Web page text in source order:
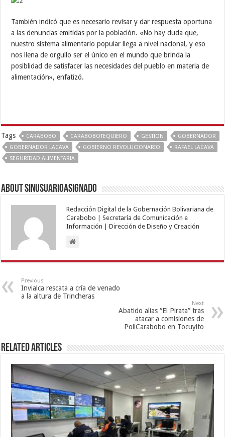
También indicó que es necesario revisar y dar respuesta oportuna
a las denuncias emitidas por la población. «No hay duda que,
nuestro sistema alimentario popular llega a nivel nacional, y eso
nos llena de orgullo ser el único en el mundo que brinda la
posiblidad de satisfacer las necesidades del pueblo en materia de
alimentación», enfatizó.
Tags CARABOBO CARABOBOTEQUIERO GESTION
GOBERNADOR
GOBERNADOR LACAVA
GOBIERNO REVOLUCIONARIO
RAFAEL LACAVA
SEGURIDAD ALIMENTARIA
About sinusuarioasignado
Redacción Digital de la Gobernación Bolivariana de
Carabobo | Secretaría de Comunicación e
Información | Dirección de Diseño y Creación
Previous
Invialca rescata a cría de venado
a la altura de Trincheras
Next
Abatido alias “El Pirata” tras
atacar a comisiones de
PoliCarabobo en Tocuyito
Related Articles